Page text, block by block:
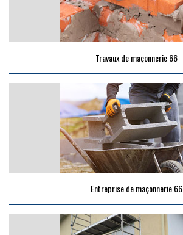
Travaux de maçonnerie 66
Entreprise de maçonnerie 66